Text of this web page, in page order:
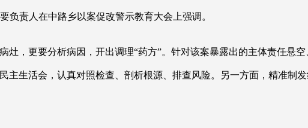
负责人在中路乡以案促改警示教育大会上强调。
灶，更要分析病因，开出调理“药方”。针对该案暴露出的主体责任悬
主生活会，认真对照检查、剖析根源、排查风险。另一方面，精准制